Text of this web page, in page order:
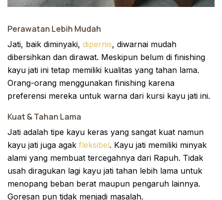
Perawatan Lebih Mudah
Jati, baik diminyaki, dipernis, diwarnai mudah
dibersihkan dan dirawat. Meskipun belum di finishing
kayu jati ini tetap memiliki kualitas yang tahan lama.
Orang-orang menggunakan finishing karena
preferensi mereka untuk warna dari kursi kayu jati ini.
Kuat & Tahan Lama
Jati adalah tipe kayu keras yang sangat kuat namun
kayu jati juga agak fleksibel. Kayu jati memiliki minyak
alami yang membuat tercegahnya dari Rapuh. Tidak
usah diragukan lagi kayu jati tahan lebih lama untuk
menopang beban berat maupun pengaruh lainnya.
Goresan pun tidak menjadi masalah.